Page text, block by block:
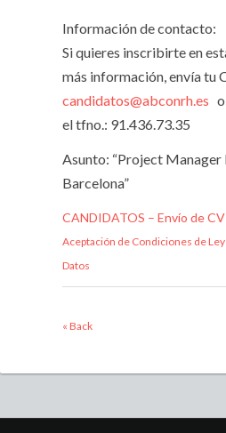
Información de contacto:
Si quieres inscribirte en
más información, envía tu
candidatos@abconrh.es
el tfno.: 91.436.73.35
Asunto: “Project
Barcelona”
CANDIDATOS – Envío de CV
Aceptación de Condiciones de
Datos
« Back